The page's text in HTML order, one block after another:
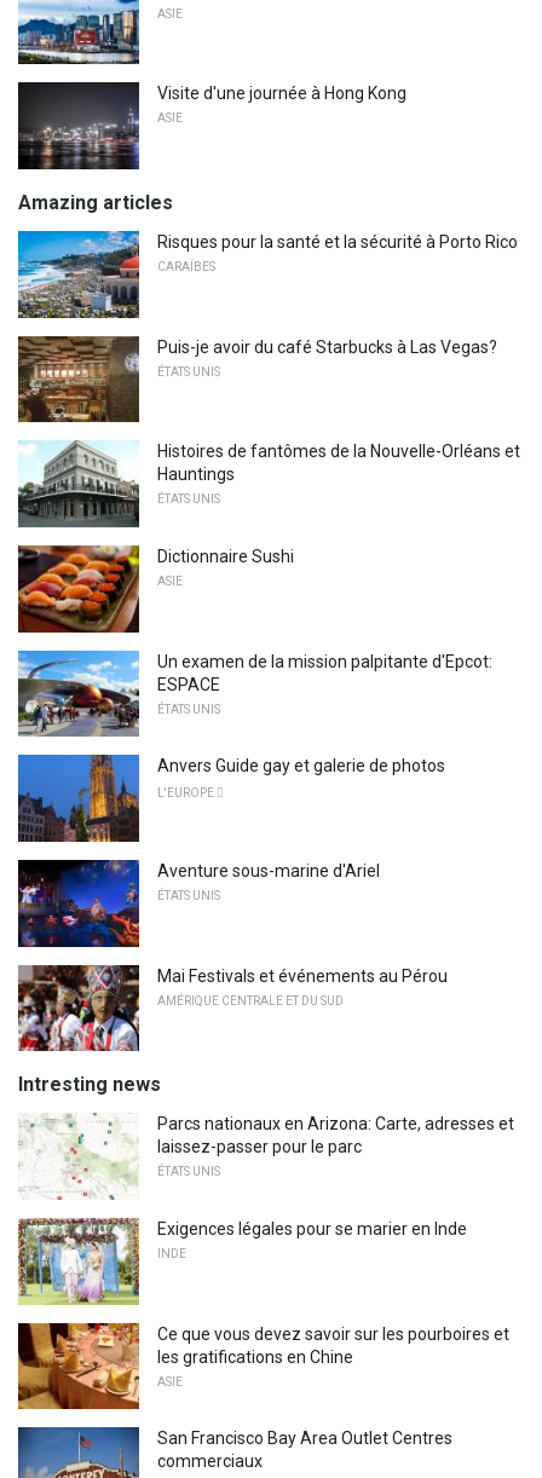
ASIE
Visite d'une journée à Hong Kong
ASIE
Amazing articles
Risques pour la santé et la sécurité à Porto Rico
CARAÏBES
Puis-je avoir du café Starbucks à Las Vegas?
ÉTATS UNIS
Histoires de fantômes de la Nouvelle-Orléans et
Hauntings
ÉTATS UNIS
Dictionnaire Sushi
ASIE
Un examen de la mission palpitante d'Epcot:
ESPACE
ÉTATS UNIS
Anvers Guide gay et galerie de photos
L'EUROPE 
Aventure sous-marine d'Ariel
ÉTATS UNIS
Mai Festivals et événements au Pérou
AMÉRIQUE CENTRALE ET DU SUD
Intresting news
Parcs nationaux en Arizona: Carte, adresses et
laissez-passer pour le parc
ÉTATS UNIS
Exigences légales pour se marier en Inde
INDE
Ce que vous devez savoir sur les pourboires et
les gratifications en Chine
ASIE
San Francisco Bay Area Outlet Centres
commerciaux